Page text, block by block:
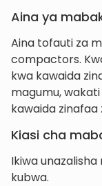
Aina ya
Aina tofauti za
compactors.
kwa kawaida
magumu,
kawaida zinafaa
Kiasi cha
Ikiwa
kubwa.